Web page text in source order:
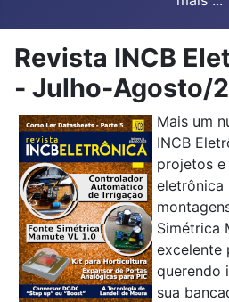
Revista INCB
- Julho-Agosto/
Mais um
INCB
projetos
eletrônica
Simétrica
excelente
querendo
sua